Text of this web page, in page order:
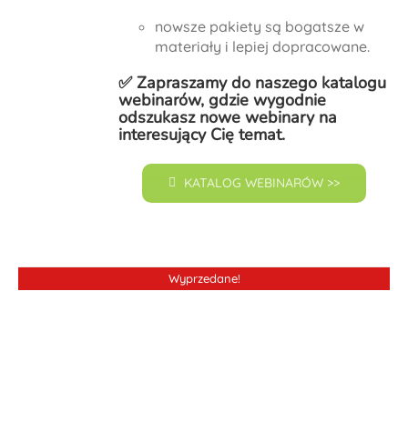
nowsze pakiety są bogatsze w
materiały i lepiej dopracowane.
✅ Zapraszamy do naszego katalogu
webinarów, gdzie wygodnie
odszukasz nowe webinary na
interesujący Cię temat.
KATALOG WEBINARÓW >>
Wyprzedane!